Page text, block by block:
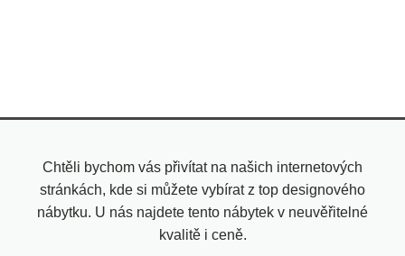
Chtěli bychom vás přivítat na našich internetových
stránkách, kde si můžete vybírat z top designového
nábytku. U nás najdete tento nábytek v neuvěřitelné
kvalitě i ceně.